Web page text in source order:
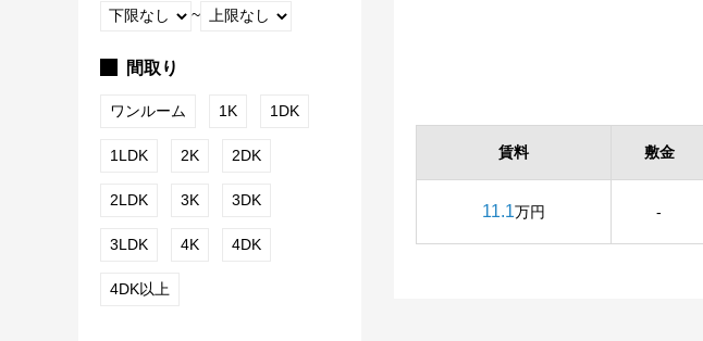
~
間取り
ワンルーム 1K 1DK
1LDK 2K 2DK
2LDK 3K 3DK
3LDK 4K 4DK
4DK以上
賃料 敷金
11.1万円 -